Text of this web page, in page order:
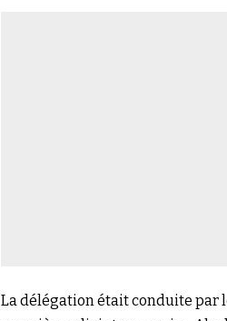
La délégation était conduite par